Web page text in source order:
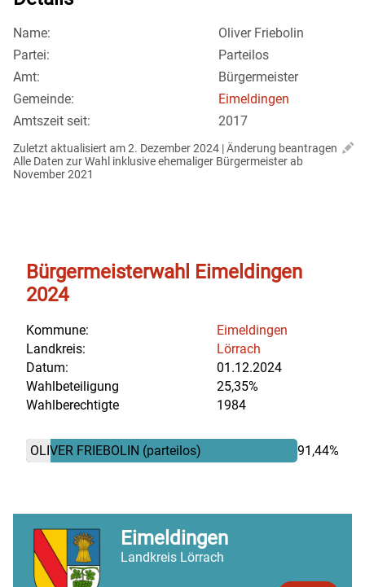
Name:
Oliver Friebolin
Partei:
Parteilos
Amt:
Bürgermeister
Gemeinde:
Eimeldingen
Amtszeit seit:
2017
Zuletzt aktualisiert am 2. Dezember 2024 | Änderung beantragen
Alle Daten zur Wahl inklusive ehemaliger Bürgermeister ab
November 2021
Eimeldingen
Landkreis Lörrach
Bürgermeisterwahl Eimeldingen
2024
Kommune:
Eimeldingen
Landkreis:
Lörrach
Datum:
01.12.2024
Wahlbeteiligung
25,35%
Wahlberechtigte
1984
OLIVER FRIEBOLIN (parteilos) 91,44%